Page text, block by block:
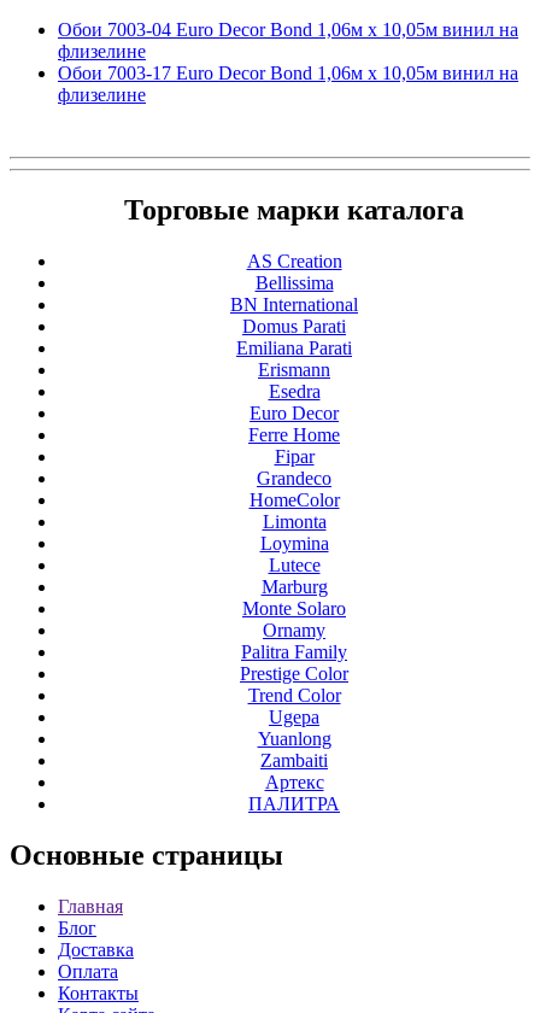
Обои 7003-04 Euro Decor Bond 1,06м х 10,05м винил на
флизелине
Обои 7003-17 Euro Decor Bond 1,06м х 10,05м винил на
флизелине
Торговые марки каталога
AS Creation
Bellissima
BN International
Domus Parati
Emiliana Parati
Erismann
Esedra
Euro Decor
Ferre Home
Fipar
Grandeco
HomeColor
Limonta
Loymina
Lutece
Marburg
Monte Solaro
Ornamy
Palitra Family
Prestige Color
Trend Color
Ugepa
Yuanlong
Zambaiti
Артекс
ПАЛИТРА
Основные страницы
Главная
Блог
Доставка
Оплата
Контакты